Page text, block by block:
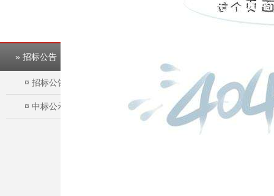
完美平
» 招标公告
¤ 招标公告
¤ 中标公示